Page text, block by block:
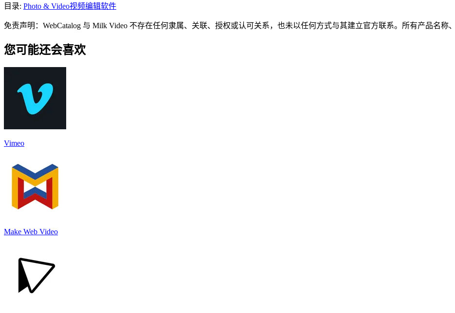
目录: Photo & Video视频编辑软件
免责声明：WebCatalog 与 Milk Video 不存在任何隶属、关联、授权或认可关系，也未以任何方式与其建立官方联系。所有产品名称
您可能还会喜欢
Vimeo
Make Web Video